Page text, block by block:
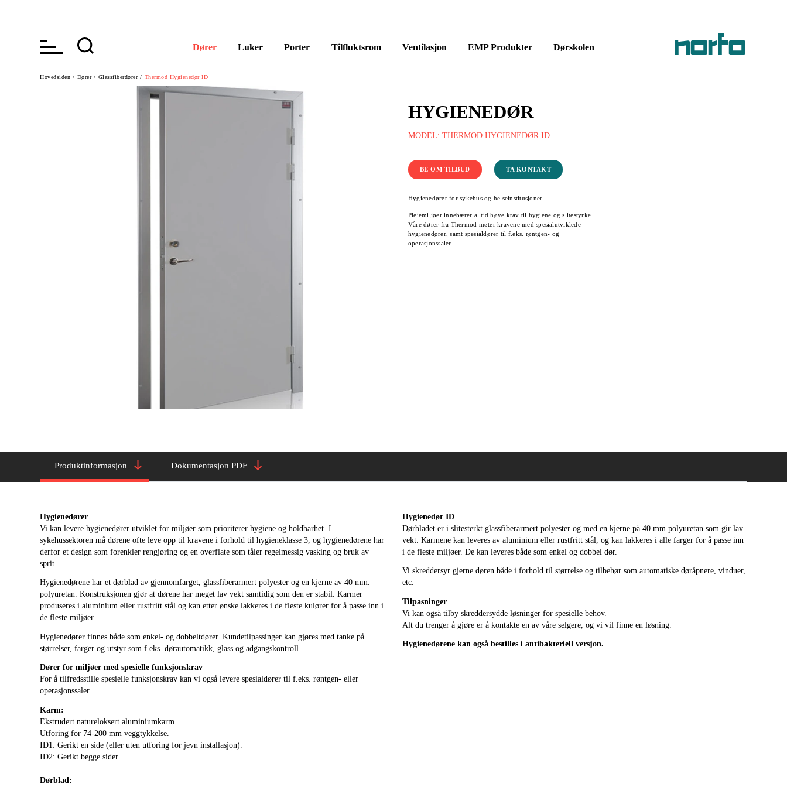
Dører Luker Porter Tilfluktsrom Ventilasjon EMP Produkter Dørskolen
Hovedsiden / Dører / Glassfiberdører / Thermod Hygienedør ID
HYGIENEDØR
MODEL: THERMOD HYGIENEDØR ID
BE OM TILBUD TA KONTAKT
Hygienedører for sykehus og helseinstitusjoner.
Pleiemiljøer innebærer alltid høye krav til hygiene og slitestyrke.
Våre dører fra Thermod møter kravene med spesialutviklede
hygienedører, samt spesialdører til f.eks. røntgen- og
operasjonssaler.
Produktinformasjon Dokumentasjon PDF
Hygienedører
Vi kan levere hygienedører utviklet for miljøer som prioriterer hygiene og holdbarhet. I
sykehussektoren må dørene ofte leve opp til kravene i forhold til hygieneklasse 3, og hygienedørene har
derfor et design som forenkler rengjøring og en overflate som tåler regelmessig vasking og bruk av
sprit.
Hygienedørene har et dørblad av gjennomfarget, glassfiberarmert polyester og en kjerne av 40 mm.
polyuretan. Konstruksjonen gjør at dørene har meget lav vekt samtidig som den er stabil. Karmer
produseres i aluminium eller rustfritt stål og kan etter ønske lakkeres i de fleste kulører for å passe inn i
de fleste miljøer.
Hygienedører finnes både som enkel- og dobbeltdører. Kundetilpassinger kan gjøres med tanke på
størrelser, farger og utstyr som f.eks. dørautomatikk, glass og adgangskontroll.
Dører for miljøer med spesielle funksjonskrav
For å tilfredsstille spesielle funksjonskrav kan vi også levere spesialdører til f.eks. røntgen- eller
operasjonssaler.
Karm:
Ekstrudert natureloksert aluminiumkarm.
Utforing for 74-200 mm veggtykkelse.
ID1: Gerikt en side (eller uten utforing for jevn installasjon).
ID2: Gerikt begge sider
Dørblad:
Hygienedør ID
Dørbladet er i slitesterkt glassfiberarmert polyester og med en kjerne på 40 mm polyuretan som gir lav
vekt. Karmene kan leveres av aluminium eller rustfritt stål, og kan lakkeres i alle farger for å passe inn
i de fleste miljøer. De kan leveres både som enkel og dobbel dør.
Vi skreddersyr gjerne døren både i forhold til størrelse og tilbehør som automatiske døråpnere, vinduer,
etc.
Tilpasninger
Vi kan også tilby skreddersydde løsninger for spesielle behov.
Alt du trenger å gjøre er å kontakte en av våre selgere, og vi vil finne en løsning.
Hygienedørene kan også bestilles i antibakteriell versjon.